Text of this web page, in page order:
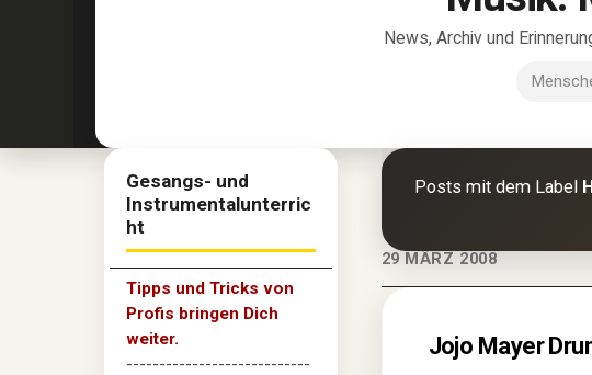
News, Archiv und
Posts mit dem Label
29 MÄRZ 2008
Jojo Mayer
Gesangs- und
Instrumentalunterric
ht
Tipps und Tricks von
Profis bringen Dich
weiter.
----------------------------